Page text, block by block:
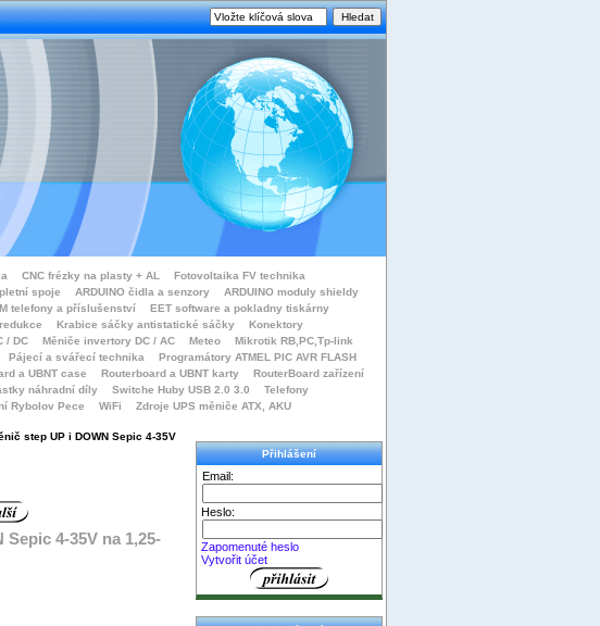
CNC frézky na plasty + AL
Fotovoltaika FV technika
spoje ARDUINO čidla a senzory
ARDUINO moduly shieldy
telefony a příslušenství
EET software a pokladny tiskárny
Krabice sáčky antistatické sáčky
Konektory
/ DC Měniče invertory DC / AC Meteo
Mikrotik RB,PC,Tp-link
Pájecí a svářecí technika
Programátory ATMEL PIC AVR FLASH
a UBNT case Routerboard a UBNT karty
RouterBoard zařízení
náhradní díly Switche Huby USB 2.0 3.0
Telefony
Rybolov Pece WiFi Zdroje UPS měniče ATX, AKU
step UP i DOWN Sepic 4-35V
Sepic 4-35V na 1,25-
Přihlášení
Email:
Heslo:
Zapomenuté heslo
Vytvořit účet